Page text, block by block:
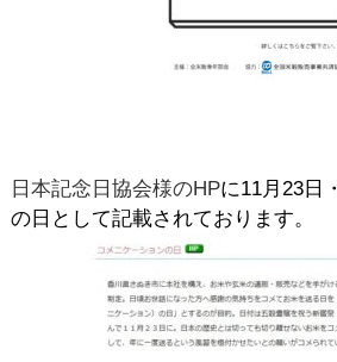
日本記念日協会様のHPに11月23日・
の日として記載されております。